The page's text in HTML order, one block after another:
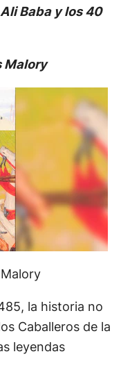
Ali Baba y los 40
Malory
la historia no
Caballeros de la
leyendas